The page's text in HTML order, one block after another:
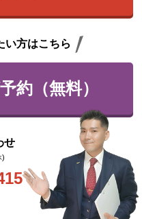
い方はこちら
約（無料）
せ
)